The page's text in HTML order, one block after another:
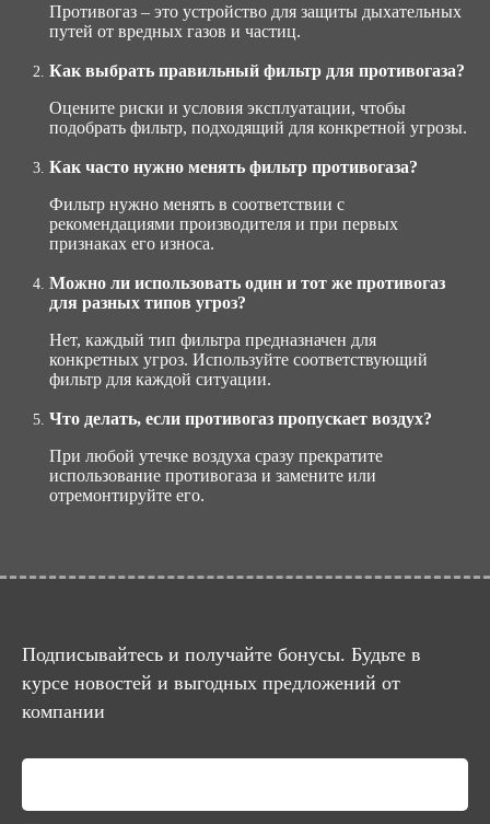
Противогаз – это устройство для защиты дыхательных
путей от вредных газов и частиц.
Как выбрать правильный фильтр для противогаза?
Оцените риски и условия эксплуатации, чтобы
подобрать фильтр, подходящий для конкретной угрозы.
Как часто нужно менять фильтр противогаза?
Фильтр нужно менять в соответствии с
рекомендациями производителя и при первых
признаках его износа.
Можно ли использовать один и тот же противогаз
для разных типов угроз?
Нет, каждый тип фильтра предназначен для
конкретных угроз. Используйте соответствующий
фильтр для каждой ситуации.
Что делать, если противогаз пропускает воздух?
При любой утечке воздуха сразу прекратите
использование противогаза и замените или
отремонтируйте его.
Подписывайтесь и получайте бонусы. Будьте в
курсе новостей и выгодных предложений от
компании